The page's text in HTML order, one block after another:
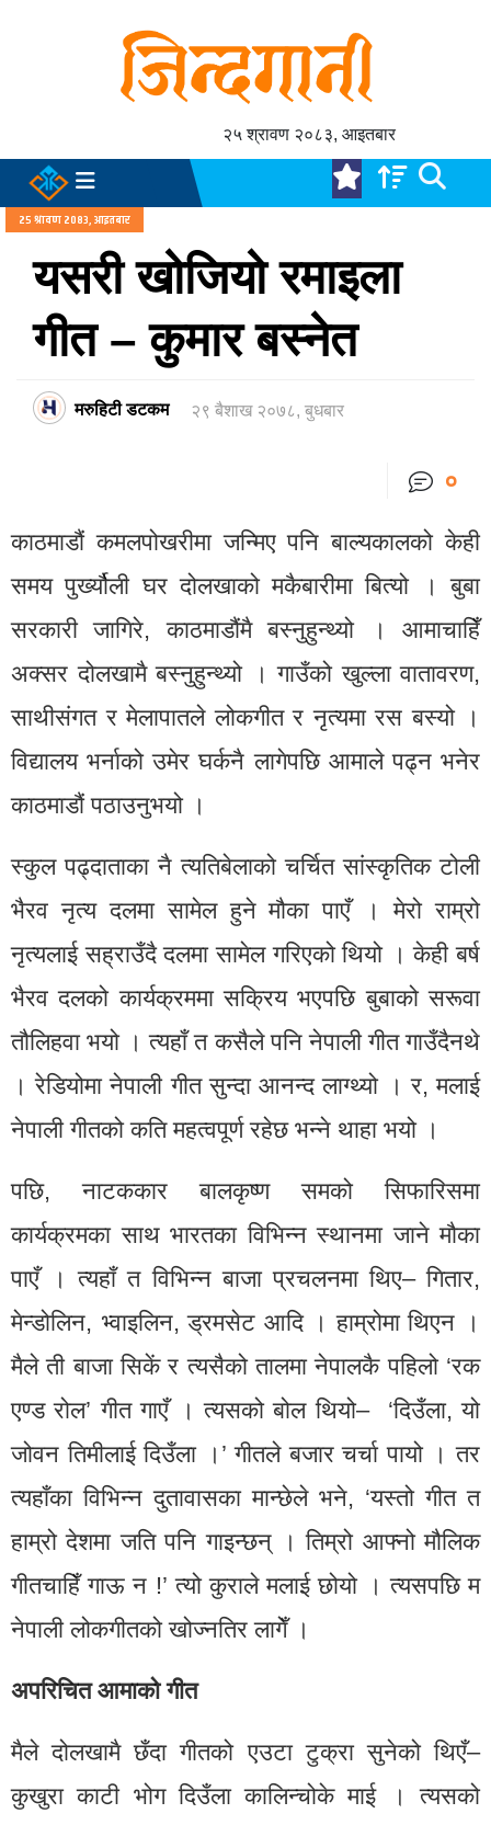
२५ श्रावण २०८३, आइतबार
२५ श्रावण २०८३, आइतबार
यसरी खोजियो रमाइला
गीत – कुमार बस्नेत
मरुहिटी डटकम २९ बैशाख २०७८, बुधबार
०
काठमाडौं कमलपोखरीमा जन्मिए पनि बाल्यकालको केही
समय पुर्ख्यौली घर दोलखाको मकैबारीमा बित्यो । बुबा
सरकारी जागिरे, काठमाडौंमै बस्नुहुन्थ्यो । आमाचाहिँ
अक्सर दोलखामै बस्नुहुन्थ्यो । गाउँको खुल्ला वातावरण,
साथीसंगत र मेलापातले लोकगीत र नृत्यमा रस बस्यो ।
विद्यालय भर्नाको उमेर घर्कनै लागेपछि आमाले पढ्न भनेर
काठमाडौं पठाउनुभयो ।
स्कुल पढ्दाताका नै त्यतिबेलाको चर्चित सांस्कृतिक टोली
भैरव नृत्य दलमा सामेल हुने मौका पाएँ । मेरो राम्रो
नृत्यलाई सह्राउँदै दलमा सामेल गरिएको थियो । केही बर्ष
भैरव दलको कार्यक्रममा सक्रिय भएपछि बुबाको सरूवा
तौलिहवा भयो । त्यहाँ त कसैले पनि नेपाली गीत गाउँदैनथे
। रेडियोमा नेपाली गीत सुन्दा आनन्द लाग्थ्यो । र, मलाई
नेपाली गीतको कति महत्वपूर्ण रहेछ भन्ने थाहा भयो ।
पछि, नाटककार बालकृष्ण समको सिफारिसमा
कार्यक्रमका साथ भारतका विभिन्न स्थानमा जाने मौका
पाएँ । त्यहाँ त विभिन्न बाजा प्रचलनमा थिए– गितार,
मेन्डोलिन, भ्वाइलिन, ड्रमसेट आदि । हाम्रोमा थिएन ।
मैले ती बाजा सिकें र त्यसैको तालमा नेपालकै पहिलो ‘रक
एण्ड रोल’ गीत गाएँ । त्यसको बोल थियो– ‘दिउँला, यो
जोवन तिमीलाई दिउँला ।’ गीतले बजार चर्चा पायो । तर
त्यहाँका विभिन्न दुतावासका मान्छेले भने, ‘यस्तो गीत त
हाम्रो देशमा जति पनि गाइन्छन् । तिम्रो आफ्नो मौलिक
गीतचाहिँ गाऊ न !’ त्यो कुराले मलाई छोयो । त्यसपछि म
नेपाली लोकगीतको खोज्नतिर लागेँ ।
अपरिचित आमाको गीत
मैले दोलखामै छँदा गीतको एउटा टुक्रा सुनेको थिएँ–
कुखुरा काटी भोग दिउँला कालिन्चोके माई । त्यसको